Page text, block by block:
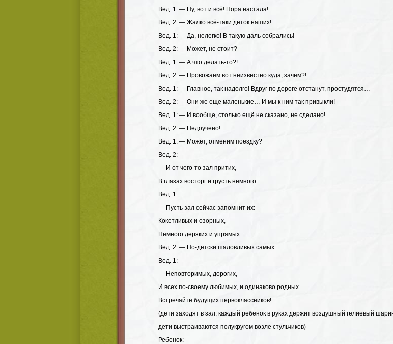
Вед. 1: — Ну, вот и всё! Пора настала!
Вед. 2: — Жалко всё-таки деток наших!
Вед. 1: — Да, нелегко! В такую даль собрались!
Вед. 2: — Может, не стоит?
Вед. 1: — А что делать-то?!
Вед. 2: — Провожаем вот неизвестно куда, зачем?!
Вед. 1: — Главное, так надолго! Вдруг по дороге отстанут, простудятся…
Вед. 2: — Они же еще маленькие… И мы к ним так привыкли!
Вед. 1: — И вообще, столько ещё не сказано, не сделано!..
Вед. 2: — Недоучено!
Вед. 1: — Может, отменим поездку?
Вед. 2:
— И от чего-то зал притих,
В глазах восторг и грусть немного.
Вед. 1:
— Пусть зал сейчас запомнит их:
Кокетливых и озорных,
Немного дерзких и упрямых.
Вед. 2: — По-детски шаловливых самых.
Вед. 1:
— Неповторимых, дорогих,
И всех по-своему любимых, и одинаково родных.
Встречайте будущих первоклассников!
(дети заходят в зал, каждый ребенок в руках держит воздушный гелиевый
дети выстраиваются полукругом возле стульчиков)
Ребенок: